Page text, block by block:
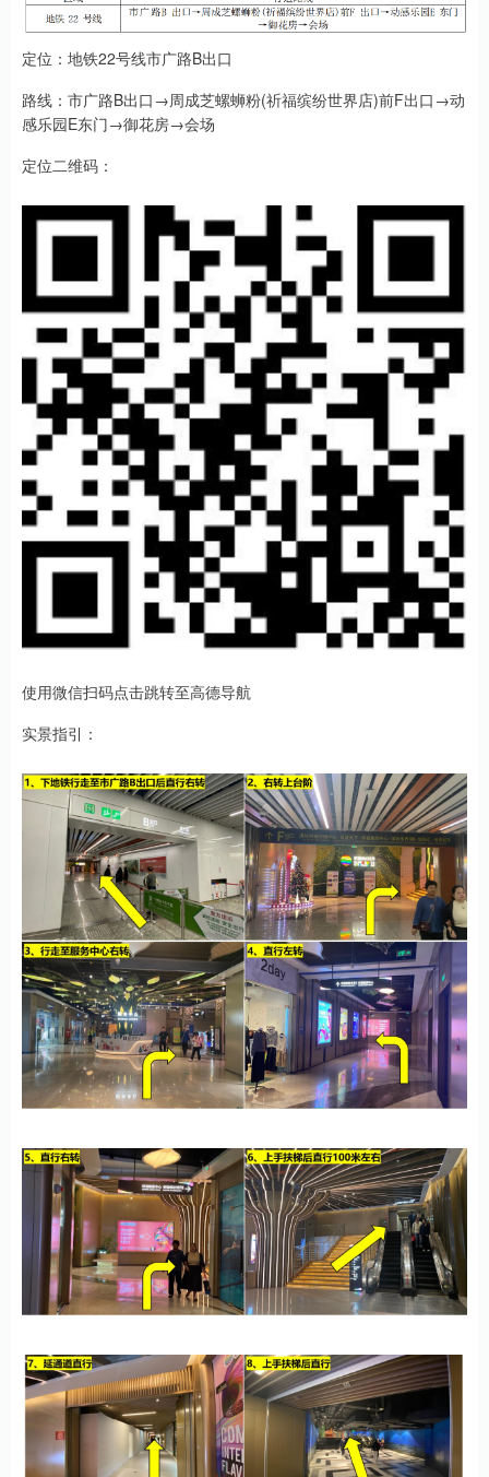
定位：地铁22号线市广路B出口
路线：市广路B出口→周成芝螺蛳粉(祈福缤纷世界店)前F出口→动
感乐园E东门→御花房→会场
定位二维码：
使用微信扫码点击跳转至高德导航
实景指引：